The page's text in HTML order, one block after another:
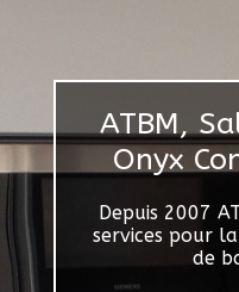
ATBM,
Onyx
Depuis 2007
services pour
de